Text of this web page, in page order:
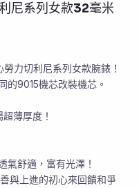
尼系列女款32毫米
勞力切利尼系列女款腕錶！
的9015機芯改裝機芯。
薄厚度！
氣舒適，富有光澤！
與上進的初心來回饋和爭